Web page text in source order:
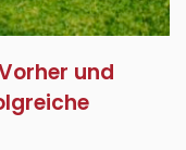
und